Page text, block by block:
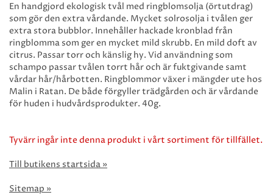
En handgjord ekologisk tvål med ringblomsolja (örtutdrag)
som gör den extra vårdande. Mycket solrosolja i tvålen ger
extra stora bubblor. Innehåller hackade kronblad från
ringblomma som ger en mycket mild skrubb. En mild doft av
citrus. Passar torr och känslig hy. Vid användning som
schampo passar tvålen torrt hår och är fuktgivande samt
vårdar hår/hårbotten. Ringblommor växer i mängder ute hos
Malin i Ratan. De både förgyller trädgården och är vårdande
för huden i hudvårdsprodukter. 40g.
Tyvärr ingår inte denna produkt i vårt sortiment för tillfället.
Till butikens startsida »
Sitemap »